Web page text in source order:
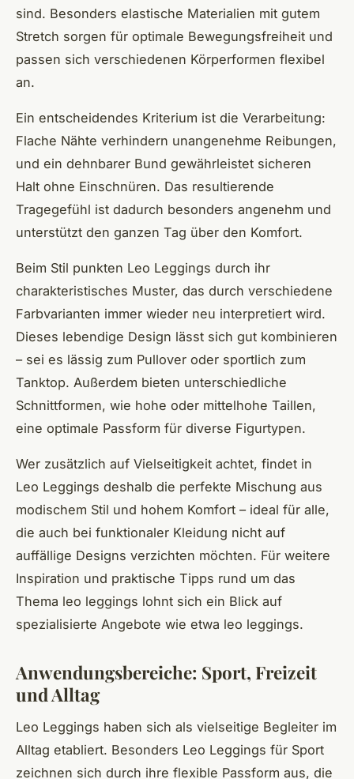
sind. Besonders elastische Materialien mit gutem
Stretch sorgen für optimale Bewegungsfreiheit und
passen sich verschiedenen Körperformen flexibel
an.
Ein entscheidendes Kriterium ist die Verarbeitung:
Flache Nähte verhindern unangenehme Reibungen,
und ein dehnbarer Bund gewährleistet sicheren
Halt ohne Einschnüren. Das resultierende
Tragegefühl ist dadurch besonders angenehm und
unterstützt den ganzen Tag über den Komfort.
Beim Stil punkten Leo Leggings durch ihr
charakteristisches Muster, das durch verschiedene
Farbvarianten immer wieder neu interpretiert wird.
Dieses lebendige Design lässt sich gut kombinieren
– sei es lässig zum Pullover oder sportlich zum
Tanktop. Außerdem bieten unterschiedliche
Schnittformen, wie hohe oder mittelhohe Taillen,
eine optimale Passform für diverse Figurtypen.
Wer zusätzlich auf Vielseitigkeit achtet, findet in
Leo Leggings deshalb die perfekte Mischung aus
modischem Stil und hohem Komfort – ideal für alle,
die auch bei funktionaler Kleidung nicht auf
auffällige Designs verzichten möchten. Für weitere
Inspiration und praktische Tipps rund um das
Thema leo leggings lohnt sich ein Blick auf
spezialisierte Angebote wie etwa leo leggings.
Anwendungsbereiche: Sport, Freizeit
und Alltag
Leo Leggings haben sich als vielseitige Begleiter im
Alltag etabliert. Besonders Leo Leggings für Sport
zeichnen sich durch ihre flexible Passform aus, die